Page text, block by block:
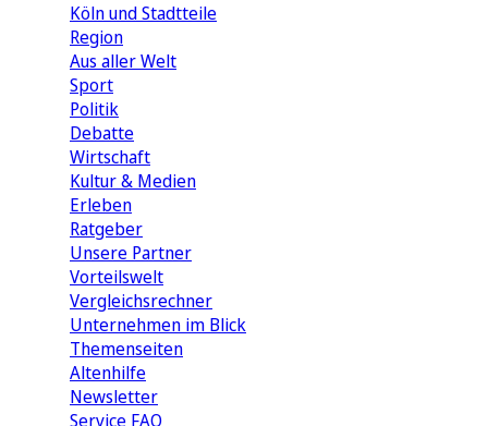
Köln und Stadtteile
Region
Aus aller Welt
Sport
Politik
Debatte
Wirtschaft
Kultur & Medien
Erleben
Ratgeber
Unsere Partner
Vorteilswelt
Vergleichsrechner
Unternehmen im Blick
Themenseiten
Altenhilfe
Newsletter
Service FAQ